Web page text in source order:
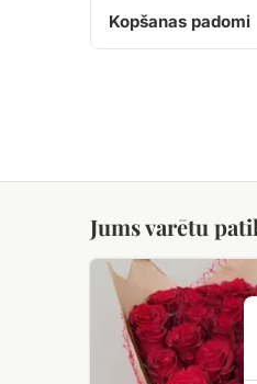
Kopšanas padomi
Jums varētu
Sarkanu
rožu